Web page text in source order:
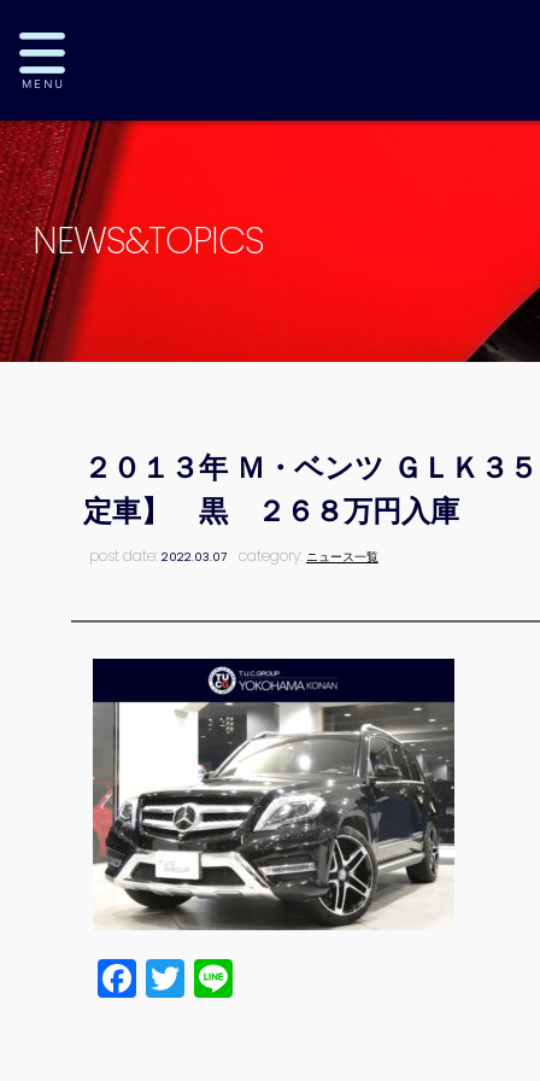
NEWS&TOPICS
２０１３年 Ｍ・ベンツ ＧＬＫ３
定車】 黒 ２６８万円入庫
post date:2022.03.07 category: ニュース一覧
Facebook
Twitter